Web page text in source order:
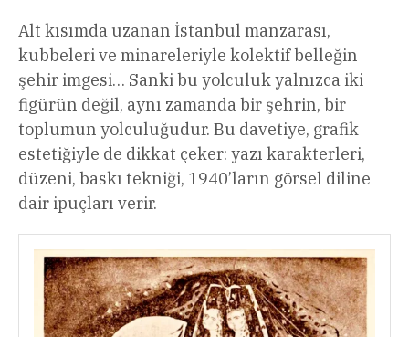
Alt kısımda uzanan İstanbul manzarası,
kubbeleri ve minareleriyle kolektif belleğin
şehir imgesi… Sanki bu yolculuk yalnızca iki
figürün değil, aynı zamanda bir şehrin, bir
toplumun yolculuğudur. Bu davetiye, grafik
estetiğiyle de dikkat çeker: yazı karakterleri,
düzeni, baskı tekniği, 1940’ların görsel diline
dair ipuçları verir.